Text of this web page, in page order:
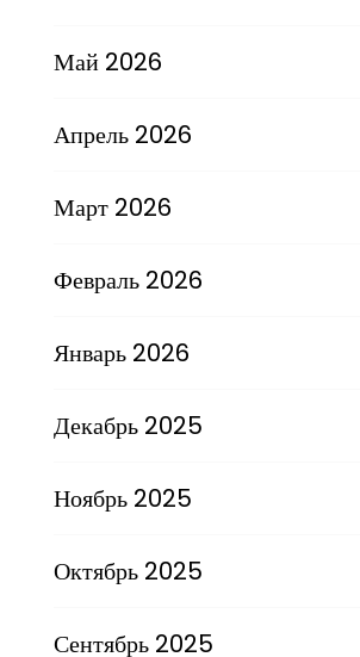
Май 2026
Апрель 2026
Март 2026
Февраль 2026
Январь 2026
Декабрь 2025
Ноябрь 2025
Октябрь 2025
Сентябрь 2025